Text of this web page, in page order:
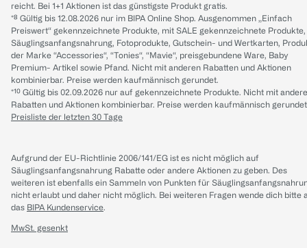
reicht. Bei 1+1 Aktionen ist das günstigste Produkt gratis.
*⁸ Gültig bis 12.08.2026 nur im BIPA Online Shop. Ausgenommen „Einfach
Preiswert“ gekennzeichnete Produkte, mit SALE gekennzeichnete Produkte,
Säuglingsanfangsnahrung, Fotoprodukte, Gutschein- und Wertkarten,
der Marke “Accessories“, “Tonies“, “Mavie“, preisgebundene Ware, Baby
Premium- Artikel sowie Pfand. Nicht mit anderen Rabatten und Aktionen
kombinierbar. Preise werden kaufmännisch gerundet.
*¹⁰ Gültig bis 02.09.2026 nur auf gekennzeichnete Produkte. Nicht mit
Rabatten und Aktionen kombinierbar. Preise werden kaufmännisch
Preisliste der letzten 30 Tage
Aufgrund der EU-Richtlinie 2006/141/EG ist es nicht möglich auf
Säuglingsanfangsnahrung Rabatte oder andere Aktionen zu geben. Des
weiteren ist ebenfalls ein Sammeln von Punkten für
nicht erlaubt und daher nicht möglich. Bei weiteren Fragen wende dich bitte
das BIPA Kundenservice.
MwSt. gesenkt